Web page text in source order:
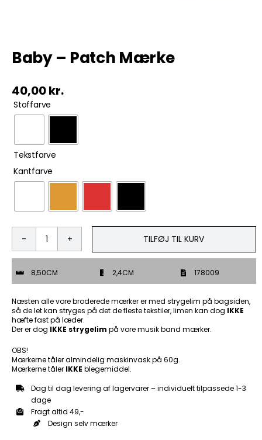
ØL & Spiritus
Andre Mærker
Tøj & Andre Varer
Rodkasse/Tilbud
Baby – Patch Mærke
40,00kr.
Stoffarve
Tekstfarve
Kantfarve
Baby
-
Mærke
antal
TILFØJ TIL KURV
8,50CM 2,4CM 178009
Næsten alle vore broderede mærker er med strygelim på bagsiden,
så de let kan stryges på det de fleste tekstiler, limen kan dog IKKE
hæfte fast på læder.
Der er dog IKKE strygelim på vore musik band mærker.
OBS!
Mærkerne tåler almindelig maskinvask på 60g.
Mærkerne tåler IKKE blegemiddel.
Dag til dag levering af lagervarer – individuelt tilpassede 1-3
dage
Fragt altid 49,-
Design selv mærker